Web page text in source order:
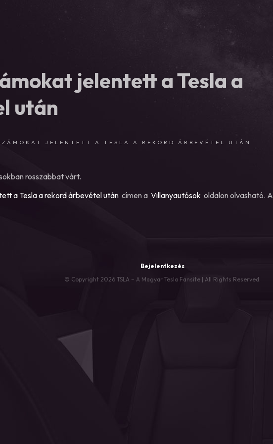
jelentett a Tesla a
után
JELENTETT A TESLA A REKORD ÁRBEVÉTEL UTÁN
rosszabbat várt.
a Tesla a rekord árbevétel után címen a Villanyautósok oldalon olvasható. A
Bejelentkezés
© Copyright 2026 TSLA – A Magyar Tesla Fansite | All Rights Reserved.